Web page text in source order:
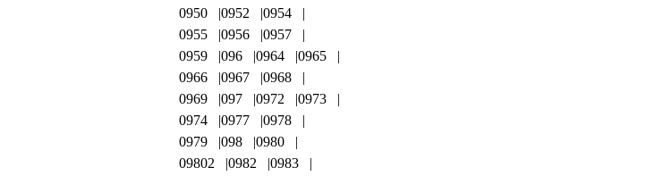
0950
0952
0954
0955
0956
0957
0959
096 0964
0965
0966
0967
0968
0969
097 0972
0973
0974
0977
0978
0979
098
0980
09802
0982
0983